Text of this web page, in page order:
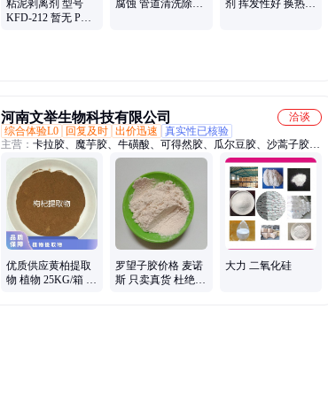
粘泥剥离剂 型号
KFD-212 暂无 PH
腐蚀 管道清洗除垢
剂 挥发性好 换热器
河南文举生物科技有限公司
洽谈
综合体验L0
回复及时 出价迅速
真实性已核验
主营： 卡拉胶、魔芋胶、牛磺酸、可得然胶、瓜尔豆胶、沙蒿子胶、
海藻酸钠、纳他酶素、食用明胶、聚丙烯酸钠、甲基纤维素、酪蛋白
酸钠、普鲁兰多糖、乳酸链球菌素、食品级黄原胶
优质供应黄柏提取
物 植物 25KG/箱 麦
罗望子胶价格 麦诺
斯 只卖真货 杜绝掺
大力 二氧化硅